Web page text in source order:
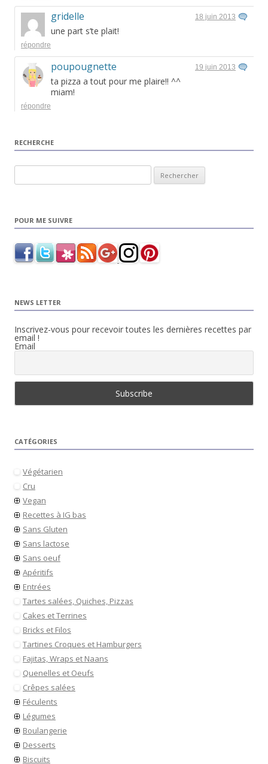
gridelle 18 juin 2013
une part s’te plait!
répondre
poupougnette 19 juin 2013
ta pizza a tout pour me plaire!! ^^
miam!
répondre
RECHERCHE
POUR ME SUIVRE
NEWS LETTER
Inscrivez-vous pour recevoir toutes les dernières recettes par
email !
Email
CATÉGORIES
Végétarien
Cru
Vegan
Recettes à IG bas
Sans Gluten
Sans lactose
Sans oeuf
Apéritifs
Entrées
Tartes salées, Quiches, Pizzas
Cakes et Terrines
Bricks et Filos
Tartines Croques et Hamburgers
Fajitas, Wraps et Naans
Quenelles et Oeufs
Crêpes salées
Féculents
Légumes
Boulangerie
Desserts
Biscuits